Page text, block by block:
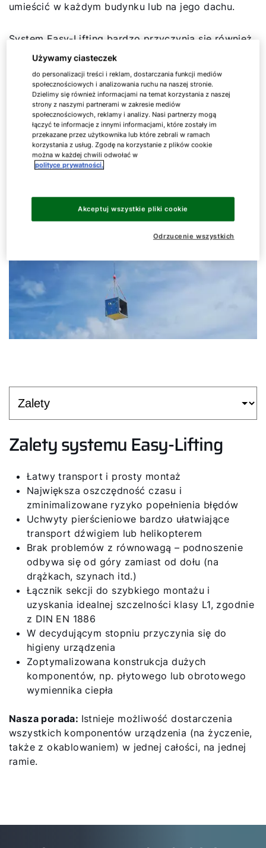
umieścić w każdym budynku lub na jego dachu.
System Easy-Lifting bardzo przyczynia się również
do higieny urządzeń wentylacyjnych WOLF. Ze
transportu można prawie całkowicie wykluczyć
wynikające z montażu wycieki w wymiennikach
ciepła i innych elemntach urządzenia.
Zalety systemu Easy-Lifting
Łatwy transport i prosty montaż
Największa oszczędność czasu i
zminimalizowane ryzyko popełnienia błędów
Uchwyty pierścieniowe bardzo ułatwiające
transport dźwigiem lub helikopterem
Brak problemów z równowagą – podnoszenie
odbywa się od góry zamiast od dołu (na
drążkach, szynach itd.)
Łącznik sekcji do szybkiego montażu i
uzyskania idealnej szczelności klasy L1, zgodnie
z DIN EN 1886
W decydującym stopniu przyczynia się do
higieny urządzenia
Zoptymalizowana konstrukcja dużych
komponentów, np. płytowego lub obrotowego
wymiennika ciepła
Nasza porada: Istnieje możliwość dostarczenia
wszystkich komponentów urządzenia (na życzenie,
także z okablowaniem) w jednej całości, na jednej
ramie.
Używamy ciasteczek
do personalizacji treści i reklam, dostarczania funkcji mediów
społecznościowych i analizowania ruchu na naszej stronie.
Dzielimy się również informacjami na temat korzystania z naszej
strony z naszymi partnerami w zakresie mediów
społecznościowych, reklamy i analizy. Nasi partnerzy mogą
łączyć te informacje z innymi informacjami, które zostały im
przekazane przez użytkownika lub które zebrali w ramach
korzystania z usług. Zgodę na korzystanie z plików cookie
można w każdej chwili odwołać w
polityce prywatności.
Odrzucenie wszystkich
Akceptuj wszystkie pliki cookie